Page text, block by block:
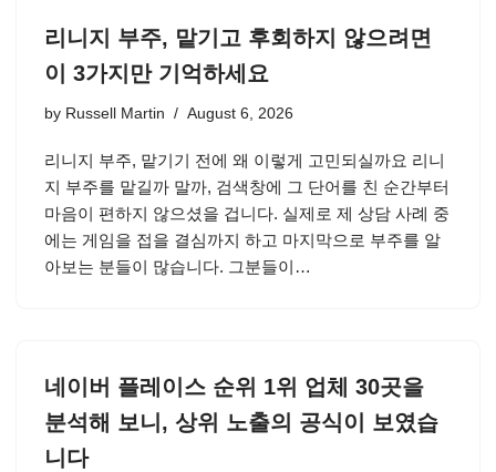
리니지 부주, 맡기고 후회하지 않으려면
이 3가지만 기억하세요
by Russell Martin August 6, 2026
리니지 부주, 맡기기 전에 왜 이렇게 고민되실까요 리니
지 부주를 맡길까 말까, 검색창에 그 단어를 친 순간부터
마음이 편하지 않으셨을 겁니다. 실제로 제 상담 사례 중
에는 게임을 접을 결심까지 하고 마지막으로 부주를 알
아보는 분들이 많습니다. 그분들이…
네이버 플레이스 순위 1위 업체 30곳을
분석해 보니, 상위 노출의 공식이 보였습
니다